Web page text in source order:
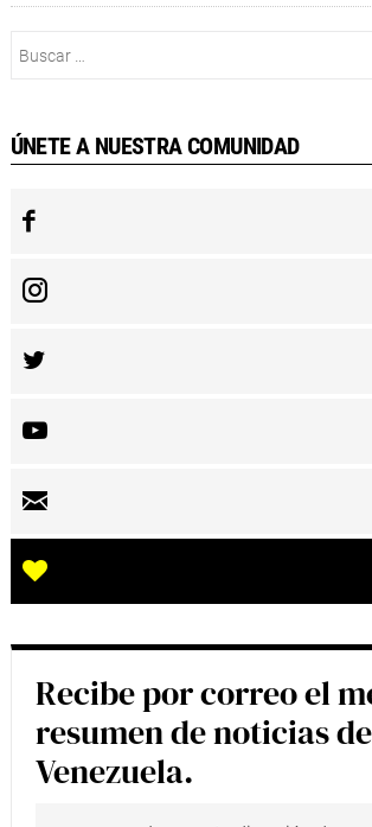
ÚNETE A NUESTRA COMUNIDAD
Recibe por correo el
resumen de noticias de
Venezuela.